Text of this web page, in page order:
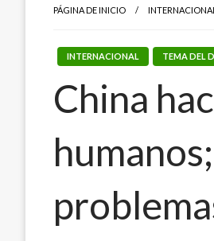
PÁGINA DE INICIO INTERNACIONAL
INTERNACIONAL TEMA DEL
China